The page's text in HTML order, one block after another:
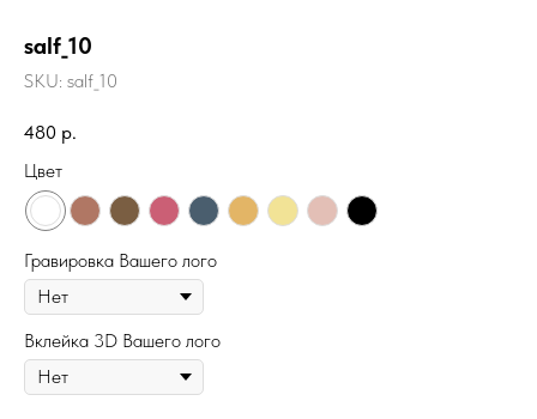
salf_10
SKU: salf_10
480 р.
Цвет
Гравировка Вашего лого
Вклейка 3D Вашего лого